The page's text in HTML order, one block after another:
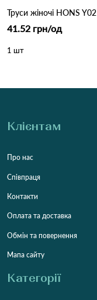
41.52 грн/од
1 шт
Клієнтам
Про нас
Співпраця
Контакти
Оплата та доставка
Обмін та повернення
Мапа сайту
Категорії